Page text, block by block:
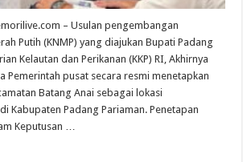
– Usulan pengembangan
Putih (KNMP) yang diajukan Bupati Padang
Kelautan dan Perikanan (KKP) RI, Akhirnya
Pemerintah pusat secara resmi menetapkan
Batang Anai sebagai lokasi
Kabupaten Padang Pariaman. Penetapan
Keputusan …